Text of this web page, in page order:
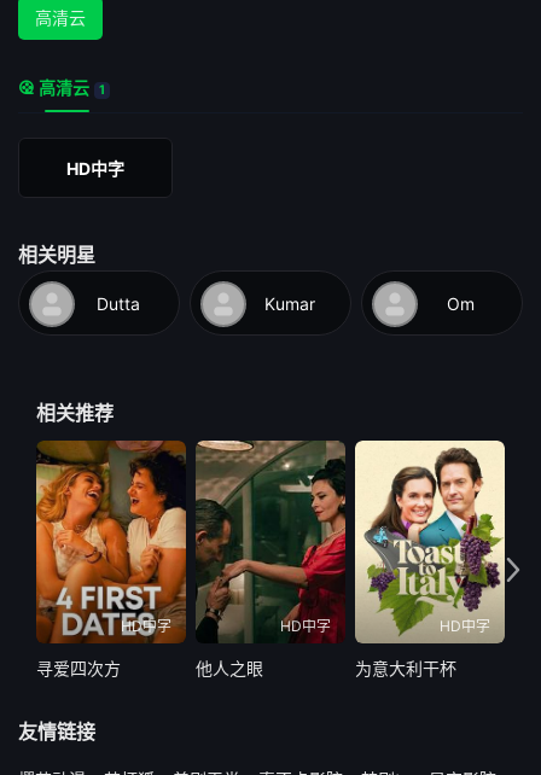
件有着千丝万缕的关联。
高清云
高清云 1
HD中字
相关明星
Dutta Kumar Om
相关推荐
HD中字
寻爱四次方
HD中字
他人之眼
HD中字
为意大利干杯
友情链接